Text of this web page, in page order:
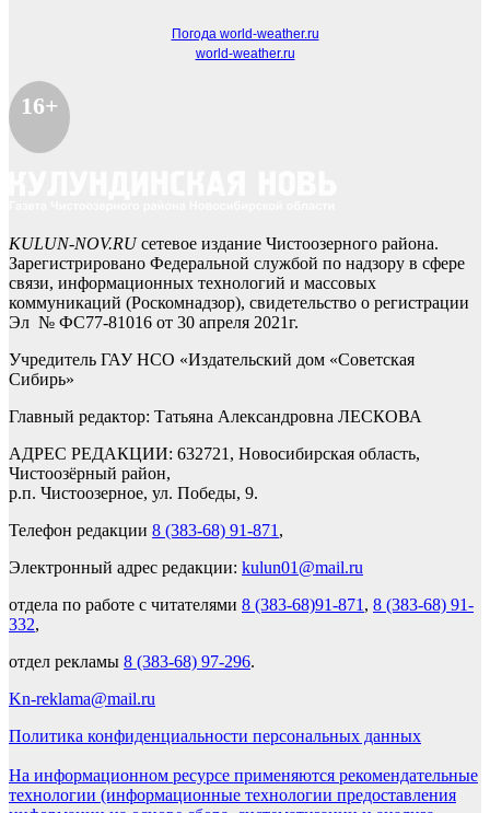
Погода world-weather.ru
world-weather.ru
16+
KULUN-NOV.RUсетевое издание Чистоозерного района.
Зарегистрировано Федеральной службой по надзору в сфере
связи, информационных технологий и массовых
коммуникаций (Роскомнадзор), свидетельство о регистрации
Эл № ФС77-81016 от 30 апреля 2021г.
Учредитель ГАУ НСО «Издательский дом «Советская
Сибирь»
Главный редактор: Татьяна Александровна ЛЕСКОВА
АДРЕС РЕДАКЦИИ: 632721, Новосибирская область,
Чистоозёрный район,
р.п. Чистоозерное, ул. Победы, 9.
Телефон редакции 8 (383-68) 91-871 ,
Электронный адрес редакции: kulun01@mail.ru
отдела по работе с читателями 8 (383-68)91-871 , 8 (383-68) 91-
332,
отдел рекламы 8 (383-68) 97-296.
Kn-reklama@mail.ru
Политика конфиденциальности персональных данных
На информационном ресурсе применяются рекомендательные
технологии (информационные технологии предоставления